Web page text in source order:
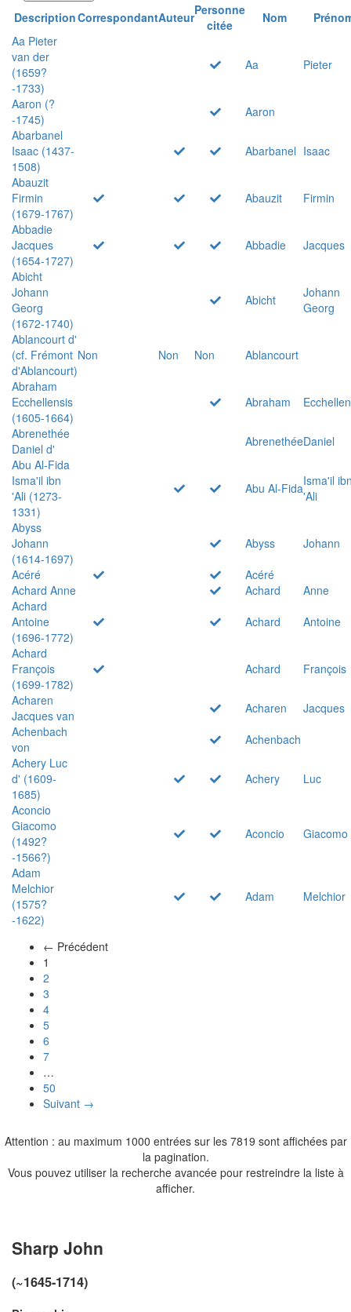
DescriptionCorrespondantAuteurPersonne
citée
Nom
Aa Pieter
van der
(1659?
-1733)
Aa Pieter
Aaron (?
-1745)
Aaron
Abarbanel
Isaac (1437-
1508)
Abarbanel Isaac
Abauzit
Firmin
(1679-1767)
Abauzit
Firmin
Abbadie
Jacques
(1654-1727)
Abbadie
Jacques
Abicht
Johann
Georg
(1672-1740)
Abicht
Johann
Georg
Ablancourt d'
(cf. Frémont
d'Ablancourt)
Non Non Non
Ablancourt
Abraham
Ecchellensis
(1605-1664)
Abraham
Abrenethée
Daniel d'
AbrenethéeDaniel
Abu Al-Fida
Isma'il ibn
'Ali (1273-
1331)
Abu Al-FidaIsma'il
'Ali
Abyss
Johann
(1614-1697)
Abyss
Johann
Acéré
Acéré
Achard Anne
Achard
Anne
Achard
Antoine
(1696-1772)
Achard
Antoine
Achard
François
(1699-1782)
Achard
François
Acharen
Jacques van
Acharen
Jacques
Achenbach
von
Achenbach
Achery Luc
d' (1609-
1685)
Achery
Luc
Aconcio
Giacomo
(1492?
-1566?)
Aconcio Giacomo
Adam
Melchior
(1575?
-1622)
Adam Melchior
← Précédent
1
2
3
4
5
6
7
…
50
Suivant →
Attention : au maximum 1000 entrées sur les 7819 sont affichées par
la pagination.
Vous pouvez utiliser la recherche avancée pour restreindre la liste à
afficher.
Sharp John
(~1645-1714)